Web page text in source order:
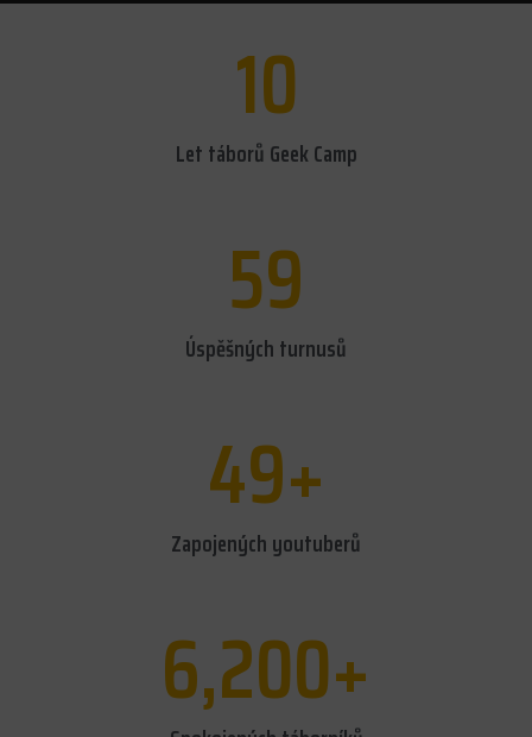
10
Let táborů Geek Camp
59
Úspěšných turnusů
49+
Zapojených youtuberů
6,200+